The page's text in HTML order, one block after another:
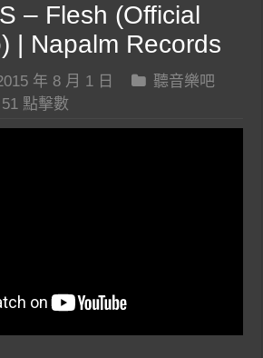
– Flesh (Official
| Napalm Records
年 8 月 1 日
聽音樂吧
51 點擊數